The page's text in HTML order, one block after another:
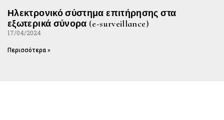
Ηλεκτρονικό σύστημα επιτήρησης στα
εξωτερικά σύνορα (e-surveillance)
17/04/2024
Περισσότερα »